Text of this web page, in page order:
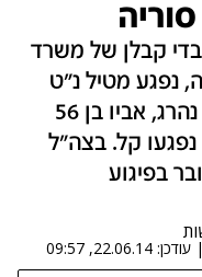
קבלן של משרד
נפגע מטיל נ"ט
ששוגר משטח סוריה. נער בן14 נהרג, אביו בן 56
נוספים נפגעו קל. בצה"ל
בפיגוע
| עודכן: 22.06.14, 09:57